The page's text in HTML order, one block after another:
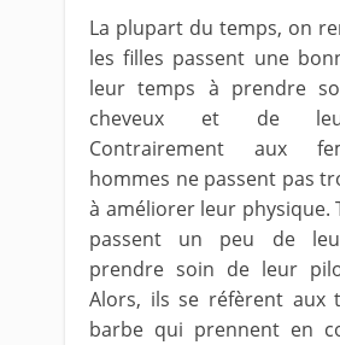
La plupart du temps, on
les filles passent une
leur temps à prendre
cheveux et de
Contrairement aux
hommes ne passent pas
à améliorer leur physique.
passent un peu de
prendre soin de leur
Alors, ils se réfèrent aux
barbe qui prennent en